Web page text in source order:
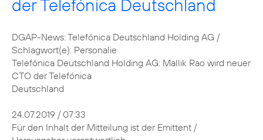
der Telefónica Deutschland
DGAP-News: Telefónica Deutschland Holding AG /
Schlagwort(e): Personalie
Telefónica Deutschland Holding AG: Mallik Rao wird neuer
CTO der Telefónica
Deutschland
24.07.2019 / 07:33
Für den Inhalt der Mitteilung ist der Emittent /